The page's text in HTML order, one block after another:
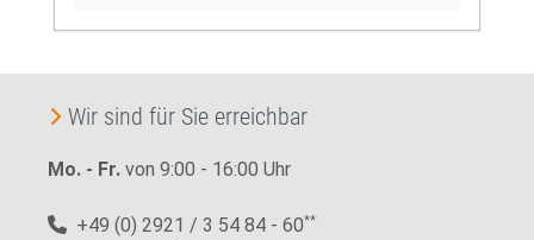
Wir sind für Sie erreichbar
Mo. - Fr. von 9:00 - 16:00 Uhr
+49 (0) 2921 / 3 54 84 - 60**